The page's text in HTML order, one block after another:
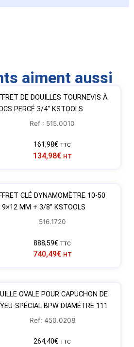
aiment aussi
DE DOUILLES TOURNEVIS À
PERCÉ 3/4″ KSTOOLS
Ref : 515.0010
161,98€ TTC
134,98€ HT
CLÉ DYNAMOMÈTRE 10-50
9×12 MM + 3/8’’ KSTOOLS
516.1720
888,59€ TTC
740,49€ HT
OVALE POUR CAPUCHON DE
SPÉCIAL BPW DIAMÉTRE 111
Ref: 450.0208
264,40€ TTC